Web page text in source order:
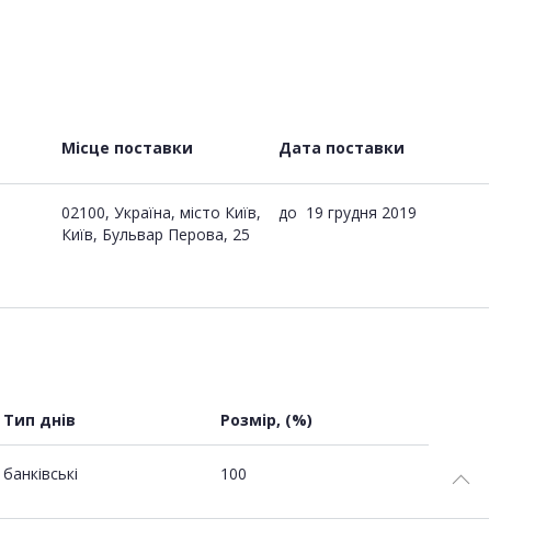
Місце поставки Дата поставки
02100, Україна, місто Київ,
Київ, Бульвар Перова, 25
до 19 грудня 2019
Тип днів Розмір, (%)
банківські 100